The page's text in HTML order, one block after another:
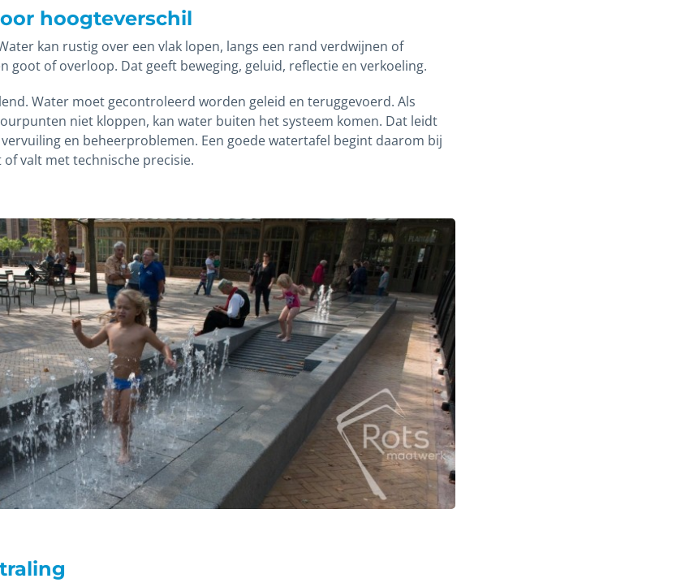
hoogteverschil
kan rustig over een vlak lopen, langs een rand verdwijnen of
goot of overloop. Dat geeft beweging, geluid, reflectie en verkoeling.
Water moet gecontroleerd worden geleid en teruggevoerd. Als
niet kloppen, kan water buiten het systeem komen. Dat leidt
en beheerproblemen. Een goede watertafel begint daarom bij
valt met technische precisie.